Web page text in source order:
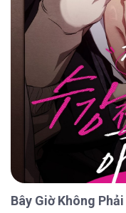
Bây Giờ Không